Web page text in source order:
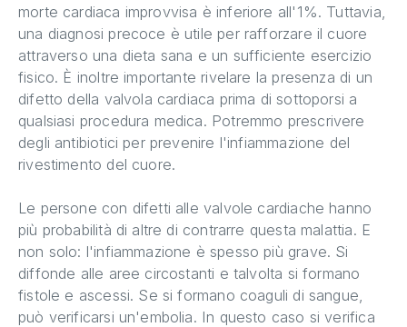
morte cardiaca improvvisa è inferiore all'1%. Tuttavia,
una diagnosi precoce è utile per rafforzare il cuore
attraverso una dieta sana e un sufficiente esercizio
fisico. È inoltre importante rivelare la presenza di un
difetto della valvola cardiaca prima di sottoporsi a
qualsiasi procedura medica. Potremmo prescrivere
degli antibiotici per prevenire l'infiammazione del
rivestimento del cuore.
Le persone con difetti alle valvole cardiache hanno
più probabilità di altre di contrarre questa malattia. E
non solo: l'infiammazione è spesso più grave. Si
diffonde alle aree circostanti e talvolta si formano
fistole e ascessi. Se si formano coaguli di sangue,
può verificarsi un'embolia. In questo caso si verifica